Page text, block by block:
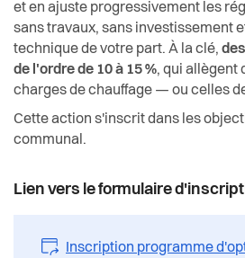
Plan d’action pour la
Cité de l'énergie
Subventions communales
Planification énergétique
Conférence solaire
Espaces urbains
Histoire
Intégration
Jeunesse
Règlements
et en ajuste progressivement les
sans travaux, sans investissement
technique de votre part. À la clé,
de l'ordre de 10 à 15 %, qui allègent
charges de chauffage — ou celles
Cette action s'inscrit dans les
communal.
Lien vers le formulaire
Inscription programme